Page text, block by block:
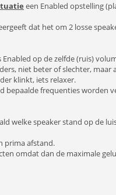
een Enabled opstelling
dat het om 2 losse
op de zelfde (ruis)
niet beter of slechter, maar
klinkt, iets relaxer.
frequenties worden
welke speaker stand op de
prima afstand.
omdat dan de maximale